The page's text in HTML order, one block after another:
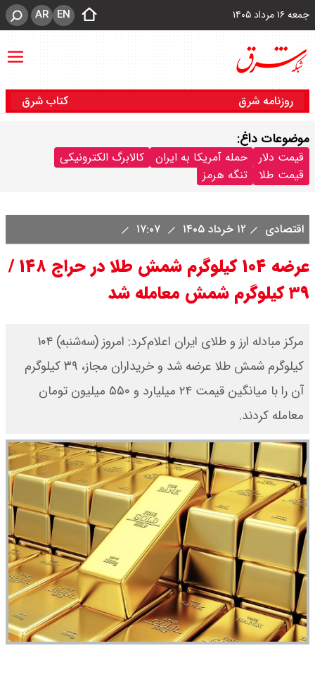
جمعه ۱۶ مرداد ۱۴۰۵ EN
AR
روزنامه شرق کتاب شرق
موضوعات داغ:
قیمت دلار حمله آمریکا به ایران
کالابرگ الکترونیکی
قیمت طلا
تنگه هرمز
اقتصادی ۱۲ خرداد ۱۴۰۵
عرضه ۱۰۴ کیلوگرم شمش طلا در حراج ۱۴۸ /
۳۹ کیلوگرم شمش معامله شد
​مرکز مبادله ارز و طلای ایران اعلام‌کرد: امروز (سه‌شنبه) ۱۰۴
کیلوگرم شمش طلا عرضه شد و خریداران مجاز، ۳۹ کیلوگرم
آن را با میانگین قیمت ۲۴ میلیارد و ۵۵۰ میلیون تومان
معامله کردند.